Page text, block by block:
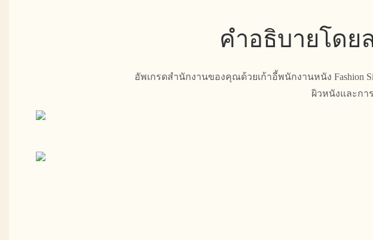
คำอธิบายโด
อัพเกรดสำนักงานของคุณด้วยเก้าอี้พนักงานหนัง Fashion
ผิวหนังและกา